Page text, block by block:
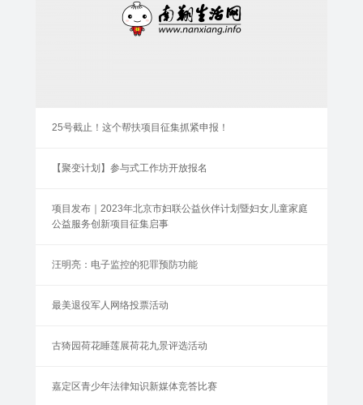
25号截止！这个帮扶项目征集抓紧申报！
【聚变计划】参与式工作坊开放报名
项目发布｜2023年北京市妇联公益伙伴计划暨妇女儿童家庭
公益服务创新项目征集启事
汪明亮：电子监控的犯罪预防功能
最美退役军人网络投票活动
古猗园荷花睡莲展荷花九景评选活动
嘉定区青少年法律知识新媒体竞答比赛